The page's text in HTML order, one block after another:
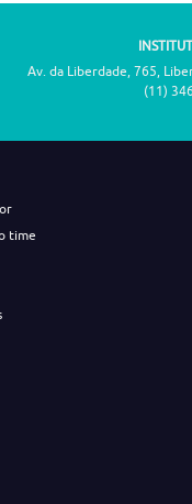
Av. da Liberdade, 765,
(11)
time